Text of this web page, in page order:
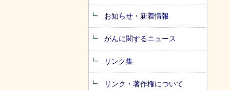
お知らせ・新着情報
がんに関するニュース
リンク集
リンク・著作権について